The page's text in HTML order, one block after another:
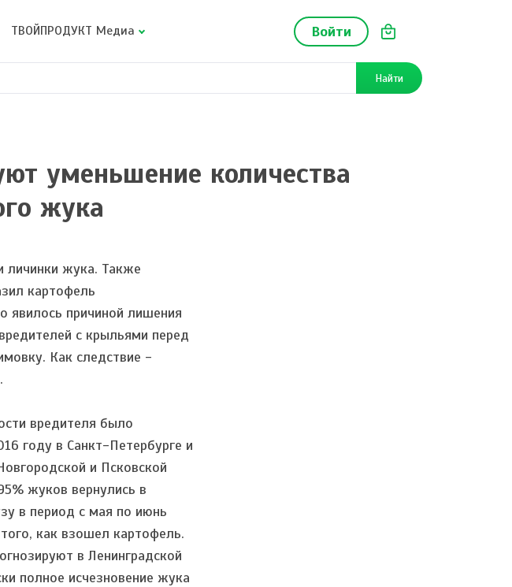
Войти
ТВОЙПРОДУКТ Медиа
Найти
уменьшение количества
жука
личинки жука. Также
картофель
явилось причиной лишения
с крыльями перед
Как следствие -
вредителя было
году в Санкт-Петербурге и
и Псковской
жуков вернулись в
в период с мая по июнь
как взошел картофель.
в Ленинградской
полное исчезновение жука